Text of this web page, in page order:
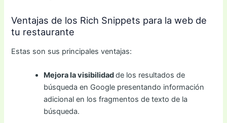
Ventajas de los Rich Snippets para la web de
tu restaurante
Estas son sus principales ventajas:
Mejora la visibilidadde los resultados de
búsqueda en Google presentando información
adicional en los fragmentos de texto de la
búsqueda.